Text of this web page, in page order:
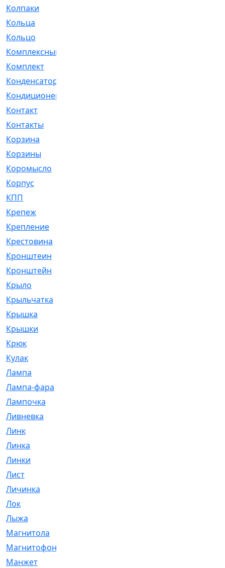
Колпаки
Кольца
Кольцо
Комплексный
Комплект
Конденсатор
Кондиционер
Контакт
Контакты
Корзина
Корзины
Коромысло
Корпус
КПП
Крепеж
Крепление
Крестовина
Кронштеин
Кронштейн
Крыло
Крыльчатка
Крышка
Крышки
Крюк
Кулак
Лампа
Лампа-фара
Лампочка
Ливневка
Линк
Линка
Линки
Лист
Личинка
Лок
Лыжа
Магнитола
Магнитофон
Манжет